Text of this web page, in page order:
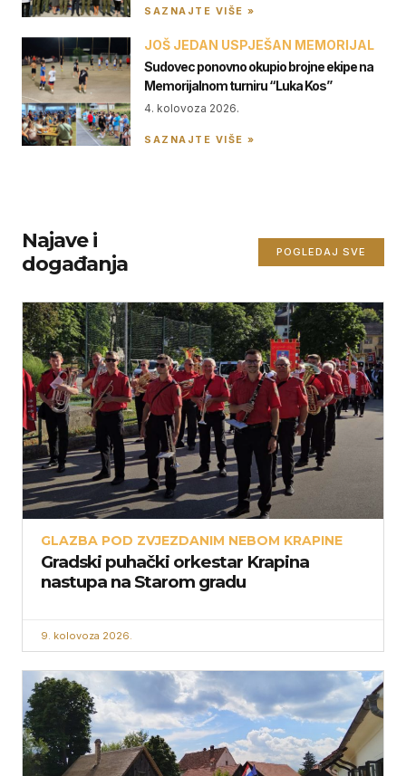
SAZNAJTE VIŠE »
JOŠ JEDAN USPJEŠAN MEMORIJAL
Sudovec ponovno okupio brojne ekipe na
Memorijalnom turniru “Luka Kos”
4. kolovoza 2026.
SAZNAJTE VIŠE »
Najave i
događanja
POGLEDAJ SVE
GLAZBA POD ZVJEZDANIM NEBOM KRAPINE
Gradski puhački orkestar Krapina
nastupa na Starom gradu
9. kolovoza 2026.